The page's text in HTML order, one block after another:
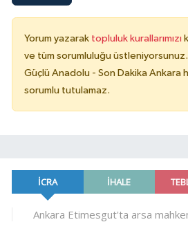
Yorum yazarak topluluk kurallarımızı
ve tüm sorumluluğu üstleniyorsunuz.
Güçlü Anadolu - Son Dakika Ankara
sorumlu tutulamaz.